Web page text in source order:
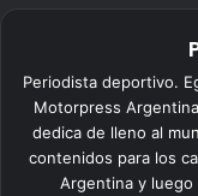
Periodista deportivo.
Motorpress
dedica de lleno al
contenidos para los
Argentina y